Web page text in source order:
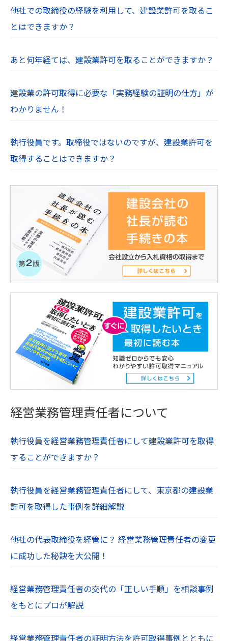
他社での取締役の経験を利用して、建設業許可を取るこ
とはできますか？
あと何年経てば、建設業許可を取ることができますか？
建設業の許可取得に必要な「実務経験の証明の仕方」が
わかりません！
執行役員です。取締役ではないのですが、建設業許可を
取得することはできますか？
経営業務管理責任者について
執行役員を経営業務管理責任者にして建設業許可を取得
することができますか？
執行役員を経営業務管理責任者にして、東京都の建設業
許可を取得した事例を詳細解説
他社の代表取締役を経管に？ 経営業務管理責任者の変更
に成功した秘訣を大公開！
経営業務管理責任者の交代の「正しい手順」を相談事例
をもとにプロが解説
経営業務管理責任者の証明方法を許可取得事例とともに